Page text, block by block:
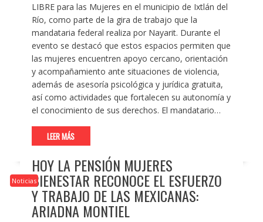
LIBRE para las Mujeres en el municipio de Ixtlán del
Río, como parte de la gira de trabajo que la
mandataria federal realiza por Nayarit. Durante el
evento se destacó que estos espacios permiten que
las mujeres encuentren apoyo cercano, orientación
y acompañamiento ante situaciones de violencia,
además de asesoría psicológica y jurídica gratuita,
así como actividades que fortalecen su autonomía y
el conocimiento de sus derechos. El mandatario…
LEER MÁS
Noticias
HOY LA PENSIÓN MUJERES
BIENESTAR RECONOCE EL ESFUERZO
Y TRABAJO DE LAS MEXICANAS:
ARIADNA MONTIEL